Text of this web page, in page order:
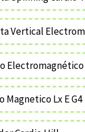
Vertical
Electromagnético
Lx E G4